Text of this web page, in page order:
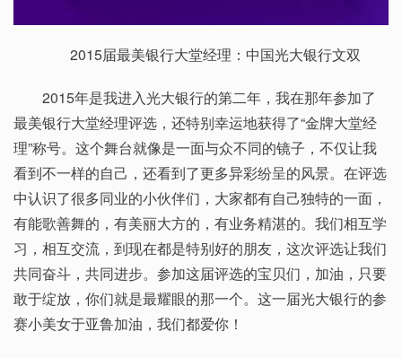
2015届最美银行大堂经理：中国光大银行文双
2015年是我进入光大银行的第二年，我在那年参加了
最美银行大堂经理评选，还特别幸运地获得了“金牌大堂经
理”称号。这个舞台就像是一面与众不同的镜子，不仅让我
看到不一样的自己，还看到了更多异彩纷呈的风景。在评选
中认识了很多同业的小伙伴们，大家都有自己独特的一面，
有能歌善舞的，有美丽大方的，有业务精湛的。我们相互学
习，相互交流，到现在都是特别好的朋友，这次评选让我们
共同奋斗，共同进步。参加这届评选的宝贝们，加油，只要
敢于绽放，你们就是最耀眼的那一个。这一届光大银行的参
赛小美女于亚鲁加油，我们都爱你！